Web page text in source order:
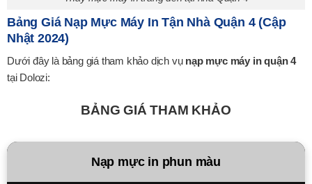
Bảng Giá Nạp Mực Máy In Tận Nhà Quận 4 (Cập
Nhật 2024)
Dưới đây là bảng giá tham khảo dịch vụ nạp mực máy in quận 4
tại Dolozi:
BẢNG GIÁ THAM KHẢO
Nạp mực in phun màu